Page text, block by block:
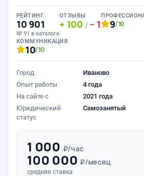
РЕЙТИНГ
10 901
№ 91 в каталоге
ОТЗЫВЫ
100 / 1 9/10
КОММУНИКАЦИЯ
10/10
Город
Иваново
Опыт работы
4 года
На сайте с
2021 года
Юридический
статус
Самозанятый
1 000 ₽/час
100 000 ₽/месяц
средняя ставка